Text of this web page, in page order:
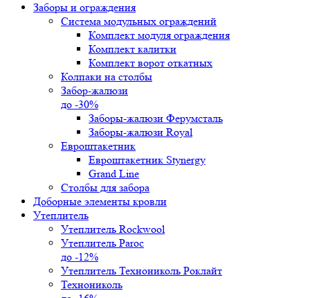
Заборы и ограждения
Система модульных ограждений
Комплект модуля ограждения
Комплект калитки
Комплект ворот откатных
Колпаки на столбы
Забор-жалюзи
до -30%
Заборы-жалюзи Ферумсталь
Заборы-жалюзи Royal
Евроштакетник
Евроштакетник Stynergy
Grand Line
Столбы для забора
Доборные элементы кровли
Утеплитель
Утеплитель Rockwool
Утеплитель Paroc
до -12%
Утеплитель Технониколь Роклайт
Технониколь